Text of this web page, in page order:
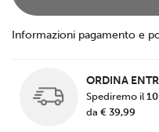
Informazioni pagamento e
ORDINA
Spediremo il
da € 39,99